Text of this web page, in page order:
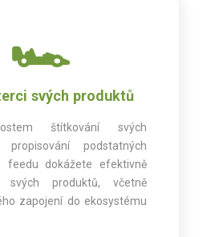
🏎️
svých produktů
štítkování svých
podstatných
feedu dokážete efektivně
produktů, včetně
zapojení do ekosystému